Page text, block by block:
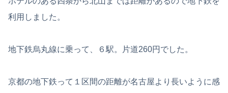
利用しました。
地下鉄烏丸線に乗って、６駅。片道260円でした。
京都の地下鉄って１区間の距離が名古屋より長いように感